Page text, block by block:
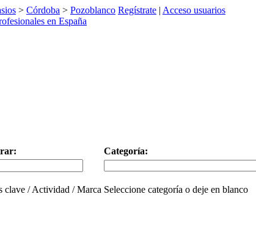
> Córdoba > Pozoblanco Regístrate | Acceso usuarios
Categoría:
clave / Actividad / Marca Seleccione categoría o deje en blanco